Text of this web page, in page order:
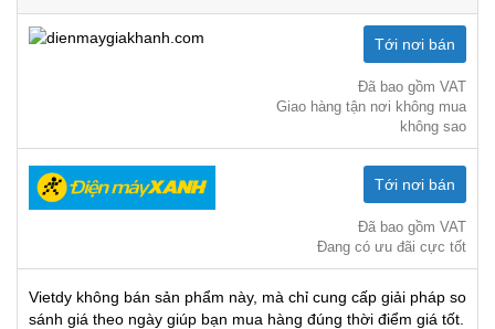
Tới nơi bán
Đã bao gồm VAT
Giao hàng tận nơi không mua
không sao
Tới nơi bán
Đã bao gồm VAT
Đang có ưu đãi cực tốt
Vietdy không bán sản phẩm này, mà chỉ cung cấp giải pháp so
sánh giá theo ngày giúp bạn mua hàng đúng thời điểm giá tốt.